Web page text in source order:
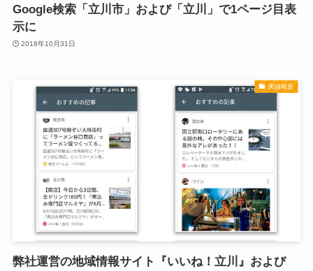
Google検索「立川市」および「立川」で1ページ目表
示に
2018年10月31日
実績報告
弊社運営の地域情報サイト『いいね！立川』および